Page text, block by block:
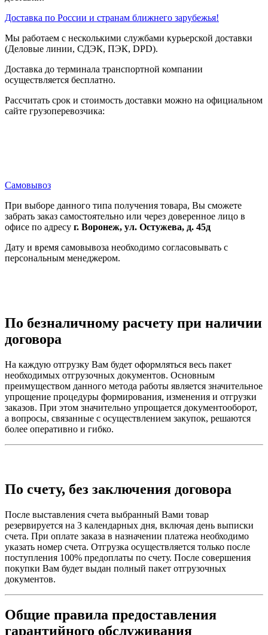
Доставка по России и странам ближнего зарубежья!
Мы работаем с несколькими службами курьерской доставки
(Деловые линии, СДЭК, ПЭК, DPD).
Доставка до терминала транспортной компании
осуществляется бесплатно.
Рассчитать срок и стоимость доставки можно на официальном
сайте грузоперевозчика:
Самовывоз
При выборе данного типа получения товара, Вы сможете
забрать заказ самостоятельно или через доверенное лицо в
офисе по адресу г. Воронеж, ул. Остужева, д. 45д
Дату и время самовывоза необходимо согласовывать с
персональным менеджером.
По безналичному расчету при наличии
договора
На каждую отгрузку Вам будет оформляться весь пакет
необходимых отгрузочных документов. Основным
преимуществом данного метода работы является значительное
упрощение процедуры формирования, изменения и отгрузки
заказов. При этом значительно упрощается документооборот,
а вопросы, связанные с осуществлением закупок, решаются
более оперативно и гибко.
По счету, без заключения договора
После выставления счета выбранный Вами товар
резервируется на 3 календарных дня, включая день выписки
счета. При оплате заказа в назначении платежа необходимо
указать номер счета. Отгрузка осуществляется только после
поступления 100% предоплаты по счету. После совершения
покупки Вам будет выдан полный пакет отгрузочных
документов.
Общие правила предоставления
гарантийного обслуживания